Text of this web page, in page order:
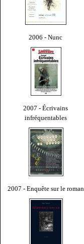
2006 - Nunc
2007 - Écrivains
infréquentables
2007 - Enquête sur le roman